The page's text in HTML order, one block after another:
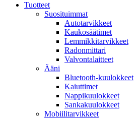
Tuotteet
Suosituimmat
Autotarvikkeet
Kaukosäätimet
Lemmikkitarvikkeet
Radonmittari
Valvontalaitteet
Ääni
Bluetooth-kuulokkeet
Kaiuttimet
Nappikuulokkeet
Sankakuulokkeet
Mobiilitarvikkeet